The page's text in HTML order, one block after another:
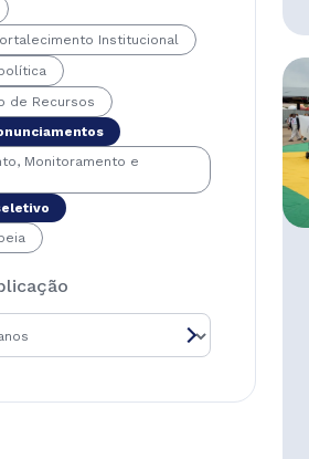
Institucional
de Recursos
Monitoramento e